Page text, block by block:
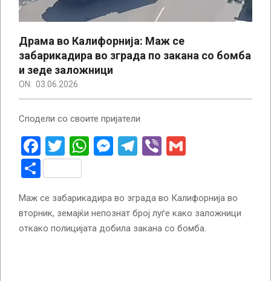
Драма во Калифорнија: Маж се
забарикадира во зграда по закана со бомба
и зеде заложници
ON: 03.06.2026
Сподели со своите пријатели
Facebook
Twitter
WhatsApp
Messenger
Telegram
Viber
Share
Маж се забарикадира во зграда во Калифорнија во
вторник, земајќи непознат број луѓе како заложници
откако полицијата добила закана со бомба.